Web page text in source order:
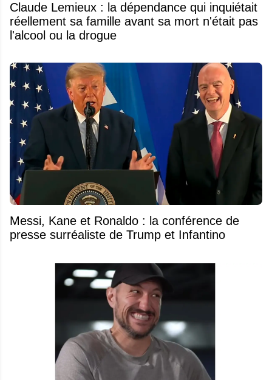
Claude Lemieux : la dépendance qui inquiétait
réellement sa famille avant sa mort n'était pas
l'alcool ou la drogue
Messi, Kane et Ronaldo : la conférence de
presse surréaliste de Trump et Infantino